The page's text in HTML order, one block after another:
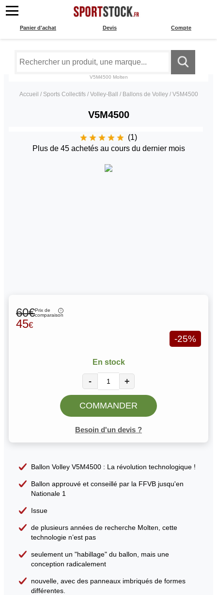
Compte
Devis
Panier d'achat
V5M4500 Molten
Accueil / Sports Collectifs/ Volley-Ball / Ballons de Volley/ V5M4500
V5M4500
(1)
Plus de 45 achetés au cours du dernier mois
60€Prix de
comparaison
45€
-25%
En stock
- +
COMMANDER
Besoin d'un devis ?
Ballon Volley V5M4500 : La révolution technologique !
Ballon approuvé et conseillé par la FFVB jusqu'en
Nationale 1
Issue
de plusieurs années de recherche Molten, cette
technologie n’est pas
seulement un "habillage" du ballon, mais une
conception radicalement
nouvelle, avec des panneaux imbriqués de formes
différentes.